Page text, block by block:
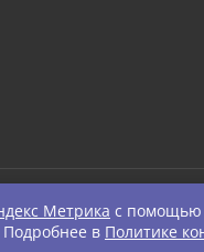
All rights Reserved.
Метрика с помощью
Подробнее в Политике